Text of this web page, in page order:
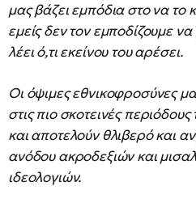
μας βάζει εμπόδια στο να το
εμείς δεν τον εμποδίζουμε
λέει ό,τι εκείνου του αρέσει.
Οι όψιμες εθνικοφροσύνες
στις πιο σκοτεινές περιόδους
και αποτελούν θλιβερό και
ανόδου ακροδεξιών και
ιδεολογιών.